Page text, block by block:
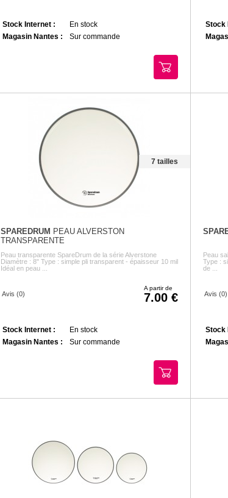
Stock Internet :
En stock
Magasin Nantes :
Sur commande
Stock
7 tailles
SPAREDRUM PEAU ALVERSTON
TRANSPARENTE
Peau transparente SpareDrum de la série Alverstone
Diamètre : 8" Type : simple pli transparent - épaisseur 10 mil
Idéal en peau ...
Avis (0)
A partir de
7.00
Stock Internet :
En stock
Magasin Nantes :
Sur commande
Peau
Type :
de ...
Avis (0)
Stock